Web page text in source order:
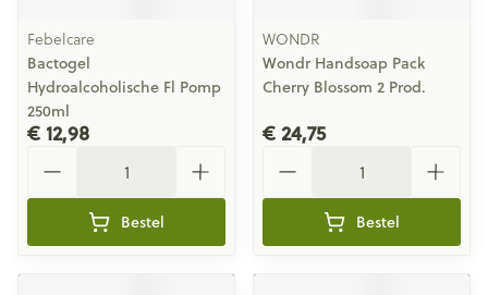
Febelcare
Bactogel
Hydroalcoholische Fl Pomp
250ml
€ 12,98
Bestel
WONDR
Wondr Handsoap Pack
Cherry Blossom 2 Prod.
€ 24,75
Bestel